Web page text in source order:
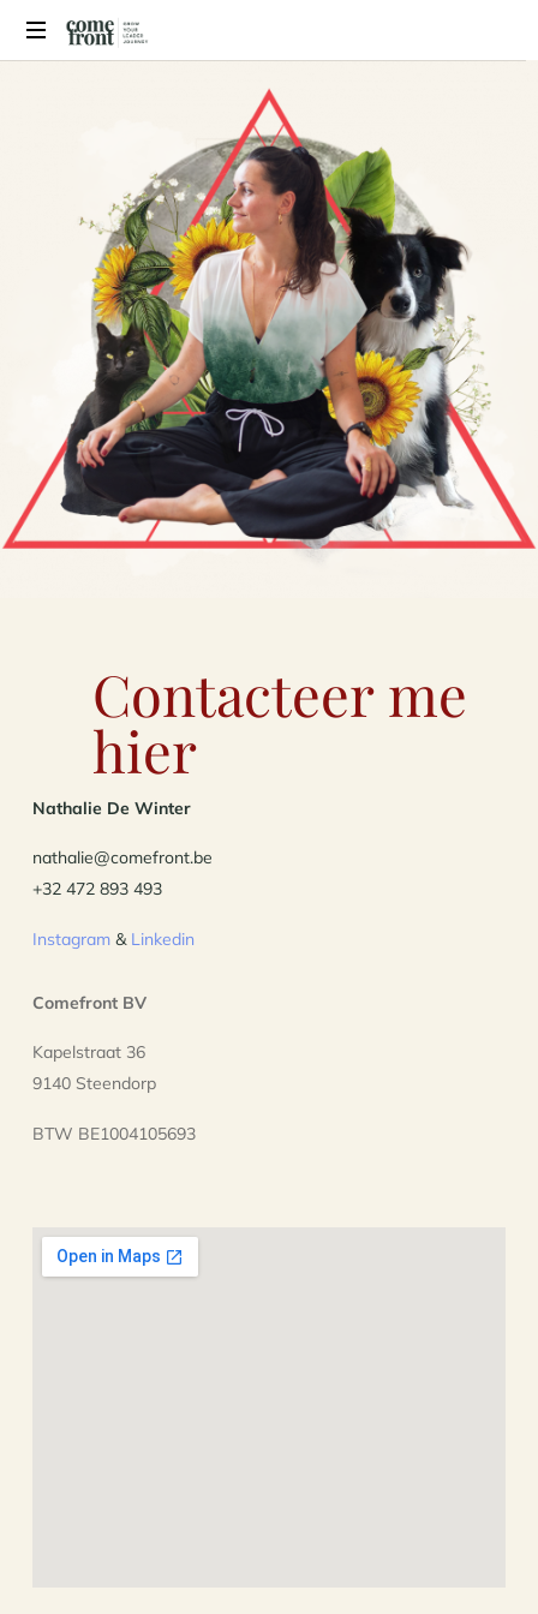
Contacteer me
hier
Nathalie De Winter
nathalie@comefront.be
+32 472 893 493
Instagram& Linkedin
Comefront BV
Kapelstraat 36
9140 Steendorp
BTW BE1004105693